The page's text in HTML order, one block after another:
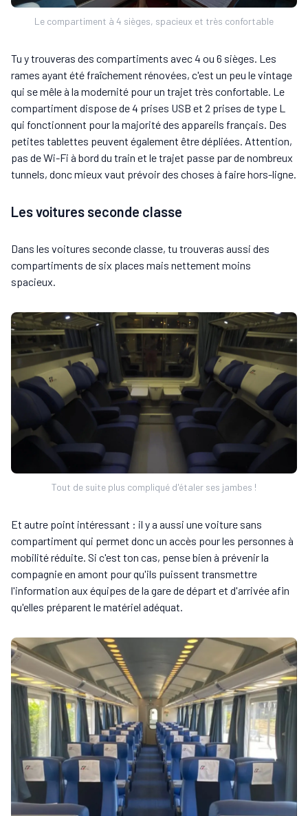
Le compartiment à 4 sièges, spacieux et très confortable
Tu y trouveras des compartiments avec 4 ou 6 sièges. Les
rames ayant été fraîchement rénovées, c'est un peu le vintage
qui se mêle à la modernité pour un trajet très confortable. Le
compartiment dispose de 4 prises USB et 2 prises de type L
qui fonctionnent pour la majorité des appareils français. Des
petites tablettes peuvent également être dépliées. Attention,
pas de Wi-Fi à bord du train et le trajet passe par de nombreux
tunnels, donc mieux vaut prévoir des choses à faire hors-ligne.
Les voitures seconde classe
Dans les voitures seconde classe, tu trouveras aussi des
compartiments de six places mais nettement moins
spacieux.
Tout de suite plus compliqué d'étaler ses jambes !
Et autre point intéressant : il y a aussi une voiture sans
compartiment qui permet donc un accès pour les personnes à
mobilité réduite. Si c'est ton cas, pense bien à prévenir la
compagnie en amont pour qu'ils puissent transmettre
l'information aux équipes de la gare de départ et d'arrivée afin
qu'elles préparent le matériel adéquat.